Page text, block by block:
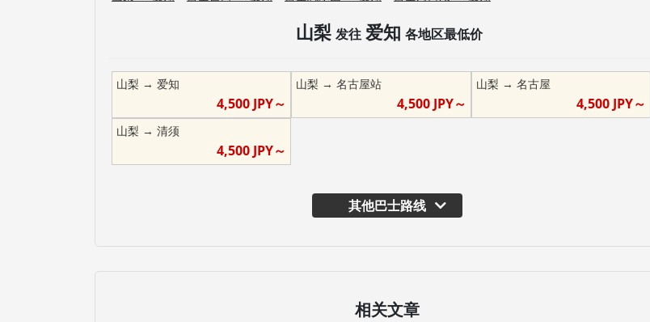
山梨 发往 爱知 各地区最低价
山梨 → 爱知
4,500 JPY～
山梨 →名古屋站
4,500JPY～
山梨 → 名古屋
4,500 JPY～
山梨 → 清须
4,500 JPY～
其他巴士路线
相关文章